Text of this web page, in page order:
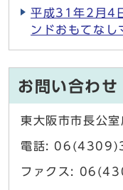
平成31年2月4
ンドおもてなし
お問い合わせ
東大阪市市長公
電話:
ファクス: